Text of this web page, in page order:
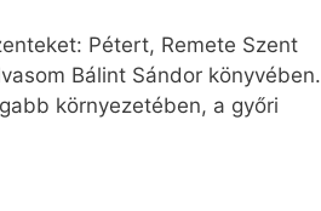
Pétert, Remete Szent
Bálint Sándor könyvében.
környezetében, a győri